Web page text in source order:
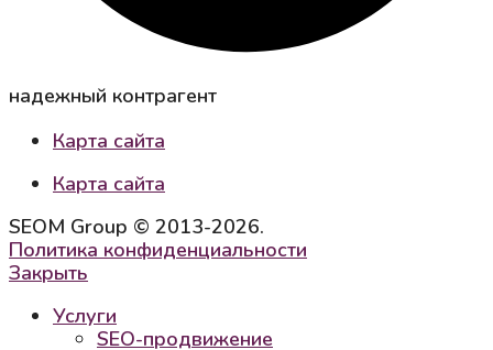
надежный контрагент
Карта сайта
Карта сайта
SEOM Group © 2013-2026.
Политика конфиденциальности
Закрыть
Услуги
SEO-продвижение